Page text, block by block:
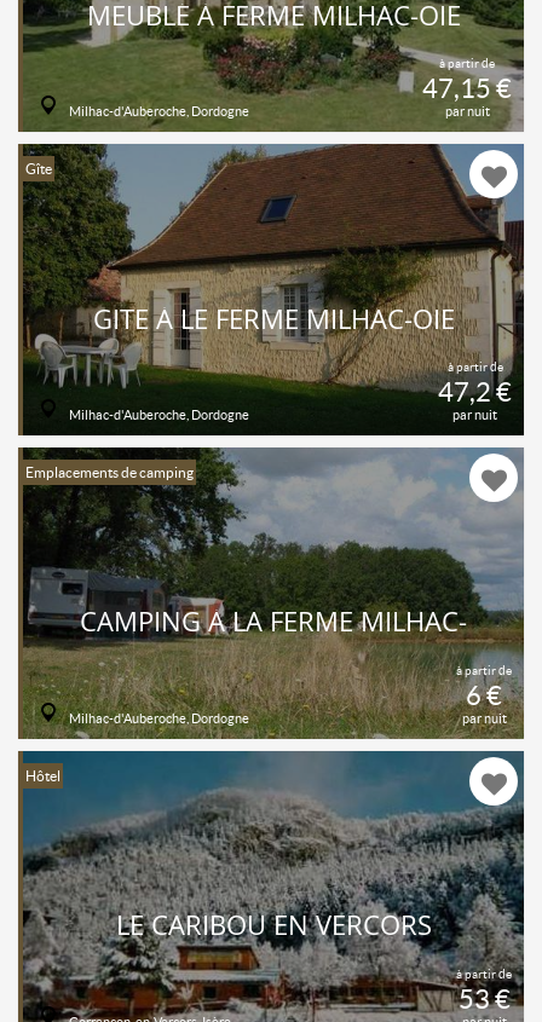
à partir de
47,15 €
par nuit
MEUBLÉ À FERME MILHAC-OIE
Milhac-d'Auberoche, Dordogne
Gîte
à partir de
47,2 €
par nuit
GITE À LE FERME MILHAC-OIE
Milhac-d'Auberoche, Dordogne
Emplacements de camping
à partir de
6 €
par nuit
CAMPING À LA FERME MILHAC-
Milhac-d'Auberoche, Dordogne
Hôtel
à partir de
53 €
LE CARIBOU EN VERCORS